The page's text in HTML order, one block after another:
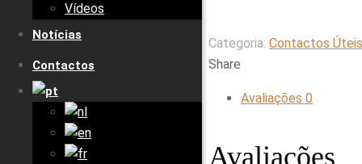
Vídeos
Notícias
Contactos
Categoria: Contactos Úteis
Share
Avaliações 0
Avaliações